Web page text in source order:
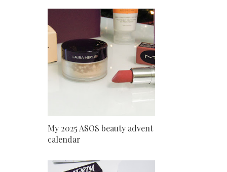
My 2025 ASOS beauty advent
calendar